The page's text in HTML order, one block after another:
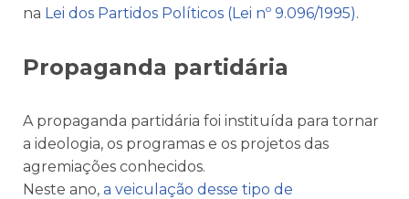
na Lei dos Partidos Políticos (Lei nº 9.096/1995).
Propaganda partidária
A propaganda partidária foi instituída para tornar
a ideologia, os programas e os projetos das
agremiações conhecidos.
Neste ano, a veiculação desse tipo de